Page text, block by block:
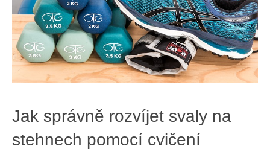
Jak správně‌ rozvíjet svaly​ na⁣
stehnech pomocí ⁣cvičení